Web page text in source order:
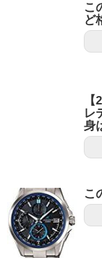
こ
ど
レ
身
こ